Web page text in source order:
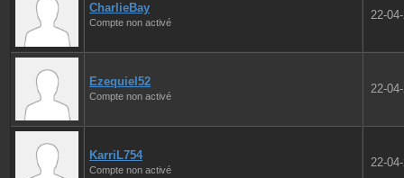
CharlieBay
Compte non activé
22-
Ezequiel52
Compte non activé
22-
KarriL754
Compte non activé
22-